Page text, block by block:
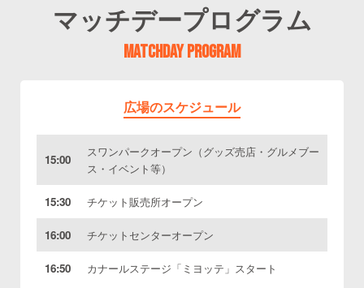
マッチデープログラム
MATCHDAY PROGRAM
広場のスケジュール
15:00
スワンパークオープン（グッズ売店・グルメブー
ス・イベント等）
15:30 チケット販売所オープン
16:00 チケットセンターオープン
16:50 カナールステージ「ミヨッテ」スタート